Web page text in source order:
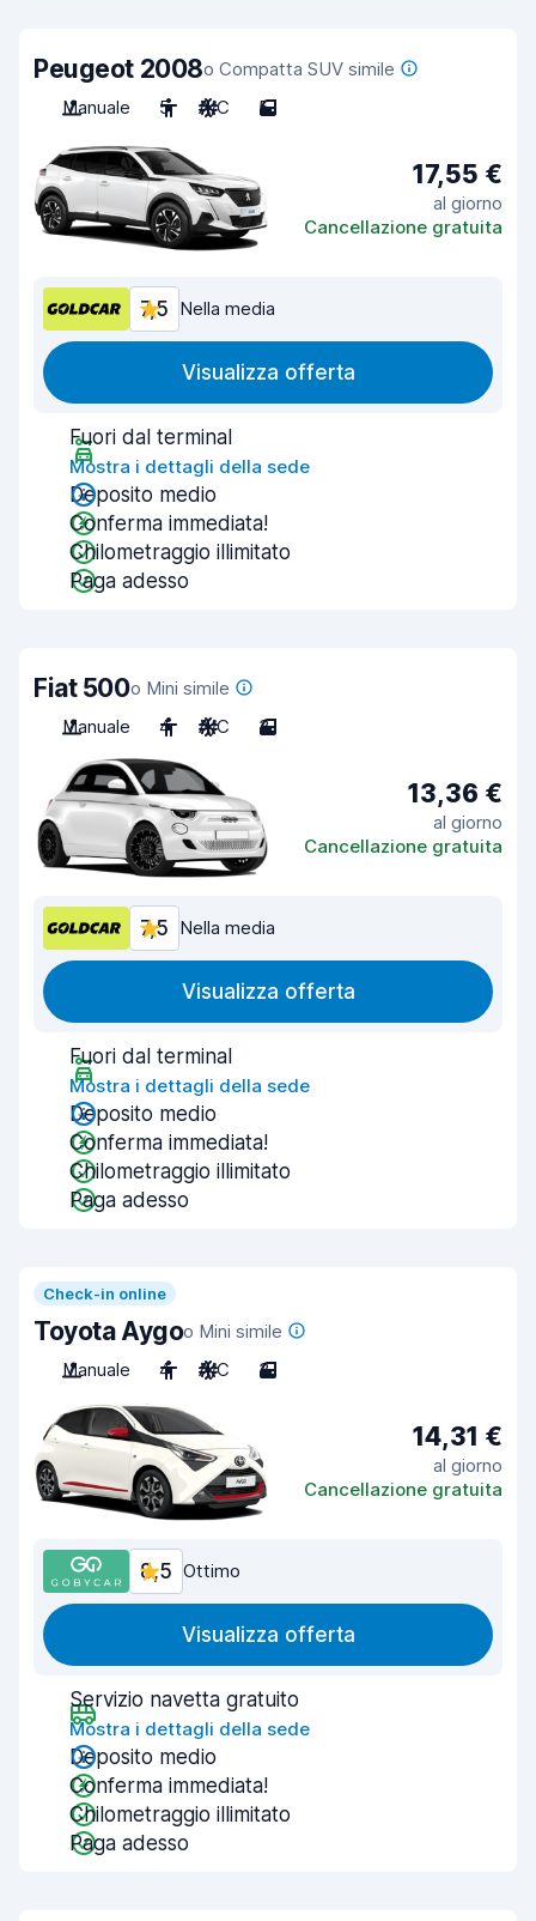
Peugeot 2008o Compatta SUV simile
Manuale
5 A/C 5
17,55 €
al giorno
Cancellazione gratuita
7,5 Nella media
Visualizza offerta
Fuori dal terminal
Mostra i dettagli della sede
Deposito medio
Conferma immediata!
Chilometraggio illimitato
Paga adesso
Fiat 500o Mini simile
Manuale
4 A/C 3
13,36 €
al giorno
Cancellazione gratuita
7,5 Nella media
Visualizza offerta
Fuori dal terminal
Mostra i dettagli della sede
Deposito medio
Conferma immediata!
Chilometraggio illimitato
Paga adesso
Check-in online
Toyota Aygoo Mini simile
Manuale
4 A/C 3
14,31 €
al giorno
Cancellazione gratuita
8,5 Ottimo
Visualizza offerta
Servizio navetta gratuito
Mostra i dettagli della sede
Deposito medio
Conferma immediata!
Chilometraggio illimitato
Paga adesso